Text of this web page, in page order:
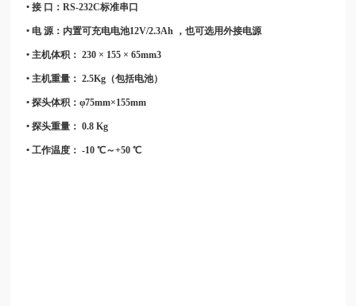
• 接 口：RS-232C标准串口
• 电 源：内置可充电电池12V/2.3Ah ，也可选用外接电源
• 主机体积： 230 × 155 × 65mm3
• 主机重量： 2.5Kg（包括电池）
• 探头体积：φ75mm×155mm
• 探头重量： 0.8 Kg
• 工作温度： -10 ℃～+50 ℃